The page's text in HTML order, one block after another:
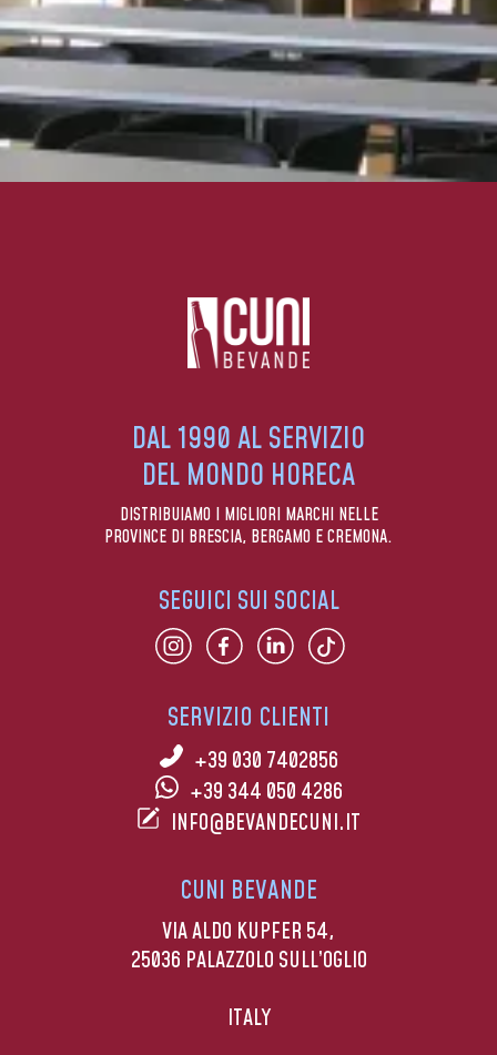
DAL 1990 AL SERVIZIO
DEL MONDO HORECA
DISTRIBUIAMO I MIGLIORI MARCHI NELLE
PROVINCE DI BRESCIA, BERGAMO E CREMONA.
SERVIZIO CLIENTI
+39 030 7402856
+39 344 050 4286
INFO@BEVANDECUNI.IT
CUNI BEVANDE
VIA ALDO KUPFER 54,
25036 PALAZZOLO SULL’OGLIO
ITALY
SEGUICI SUI SOCIAL